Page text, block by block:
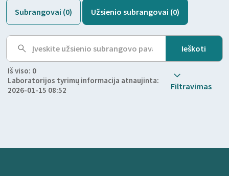
Subrangovai (0) Užsienio subrangovai (0)
Iš viso: 0
Laboratorijos tyrimų informacija atnaujinta:
2026-01-15 08:52
Filtravimas